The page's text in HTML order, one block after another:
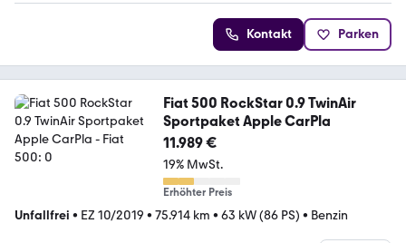
Kontakt Parken
Fiat 500 RockStar 0.9 TwinAir
Sportpaket Apple CarPla
11.989 €
19% MwSt.
Erhöhter Preis
Unfallfrei • EZ 10/2019 • 75.914 km • 63 kW (86 PS) • Benzin